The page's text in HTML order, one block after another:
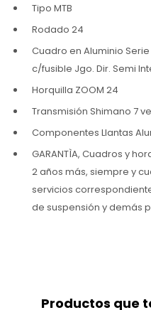
Tipo MTB
Rodado 24
Cuadro en Aluminio
c/fusible Jgo. Dir. Semi
Horquilla ZOOM 24
Transmisión Shimano 7
Componentes Llantas
GARANTÌA, Cuadros y
2 años más, siempre y
servicios
de suspensión y demás
Productos que